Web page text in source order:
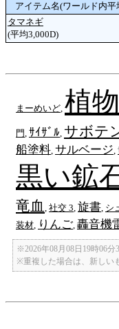
アイテム名(ワールド内平
タマネギ
(平均3,000D)
まーめいど 植
門 ｻｲｻﾞﾙ サボテ
船塗料 サルベージ
黒い鉱
竜血 社交 3 旋書 シ
装材 りんご, 轟音機
※2026年08月08日19時06
※重複した場合は、新しい